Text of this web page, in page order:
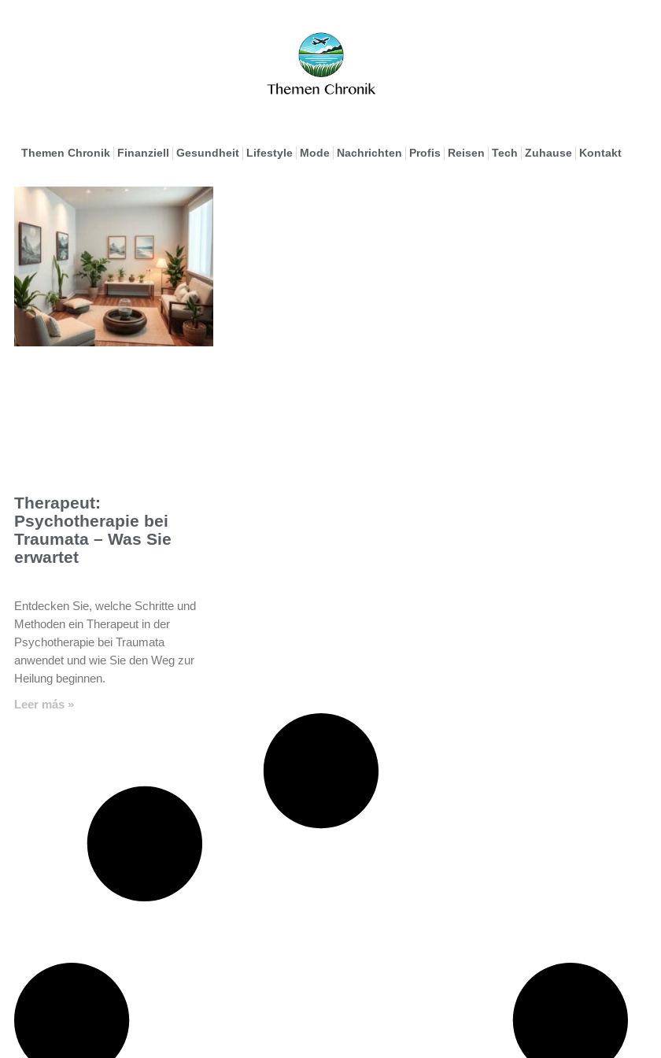
Themen Chronik Finanziell Gesundheit Lifestyle Mode Nachrichten Profis Reisen Tech Zuhause Kontakt
Therapeut:
Psychotherapie bei
Traumata – Was Sie
erwartet
Entdecken Sie, welche Schritte und
Methoden ein Therapeut in der
Psychotherapie bei Traumata
anwendet und wie Sie den Weg zur
Heilung beginnen.
Leer más »